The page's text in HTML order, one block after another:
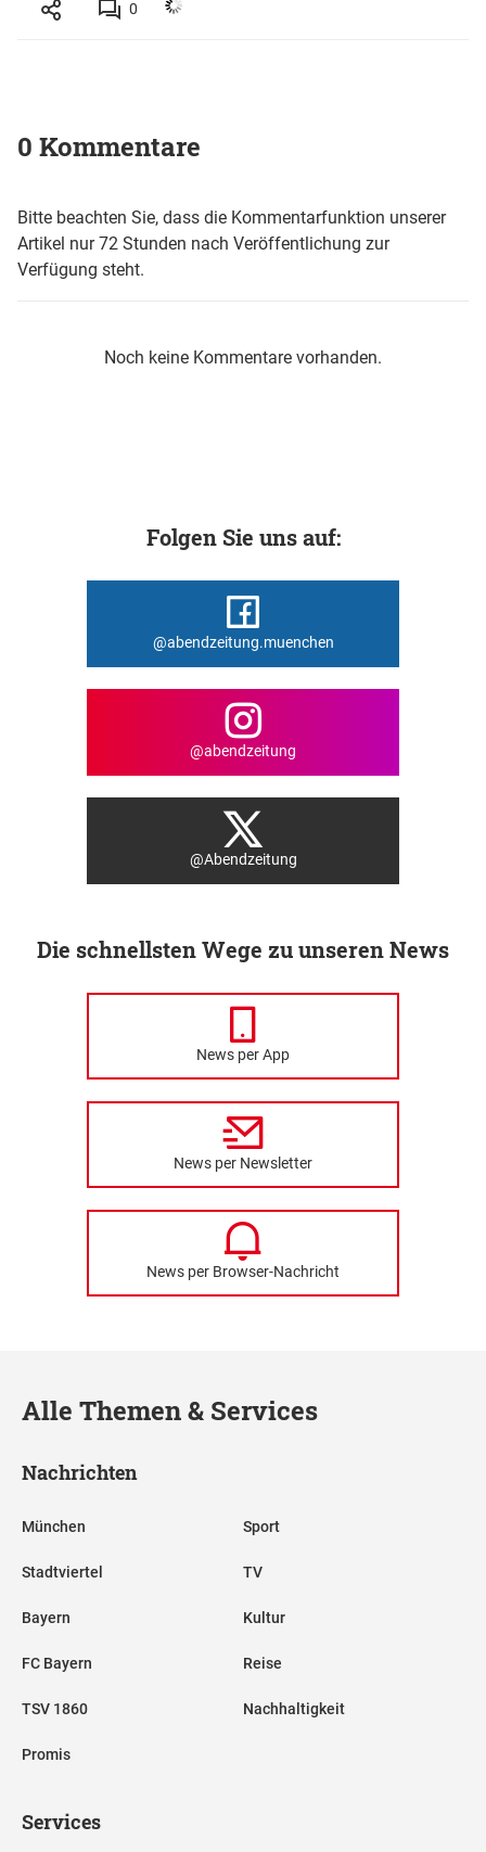
0
0 Kommentare
Bitte beachten Sie, dass die Kommentarfunktion unserer
Artikel nur 72 Stunden nach Veröffentlichung zur
Verfügung steht.
Noch keine Kommentare vorhanden.
Folgen Sie uns auf:
@abendzeitung.muenchen
@abendzeitung
@Abendzeitung
Die schnellsten Wege zu unseren News
News per App
News per Newsletter
News per Browser-Nachricht
Alle Themen & Services
Nachrichten
München
Stadtviertel
Bayern
FC Bayern
TSV 1860
Promis
Sport
TV
Kultur
Reise
Nachhaltigkeit
Services